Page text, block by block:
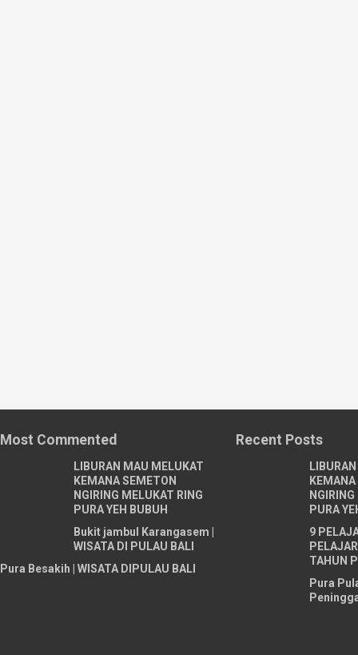
Most Commented
LIBURAN MAU MELUKAT
KEMANA SEMETON
NGIRING MELUKAT RING
PURA YEH BUBUH
Bukit jambul Karangasem |
WISATA DI PULAU BALI
Pura Besakih | WISATA DIPULAU BALI
Recent Posts
PURA
9
TAHUN
Pura